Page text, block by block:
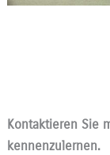
Kontaktieren Sie
kennenzulernen.